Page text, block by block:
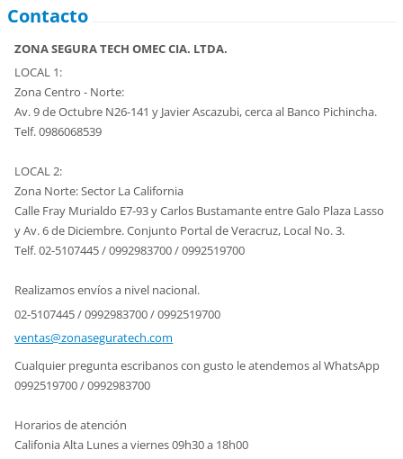
Contacto
ZONA SEGURA TECH OMEC CIA. LTDA.
LOCAL 1:
Zona Centro - Norte:
Av. 9 de Octubre N26-141 y Javier Ascazubi, cerca al Banco Pichincha.
Telf. 0986068539
LOCAL 2:
Zona Norte: Sector La California
Calle Fray Murialdo E7-93 y Carlos Bustamante entre Galo Plaza Lasso
y Av. 6 de Diciembre. Conjunto Portal de Veracruz, Local No. 3.
Telf. 02-5107445 / 0992983700 / 0992519700
Realizamos envíos a nivel nacional.
02-5107445 / 0992983700 / 0992519700
ventas@zonaseguratech.com
Cualquier pregunta escribanos con gusto le atendemos al WhatsApp
0992519700 / 0992983700
Horarios de atención
Califonia Alta Lunes a viernes 09h30 a 18h00